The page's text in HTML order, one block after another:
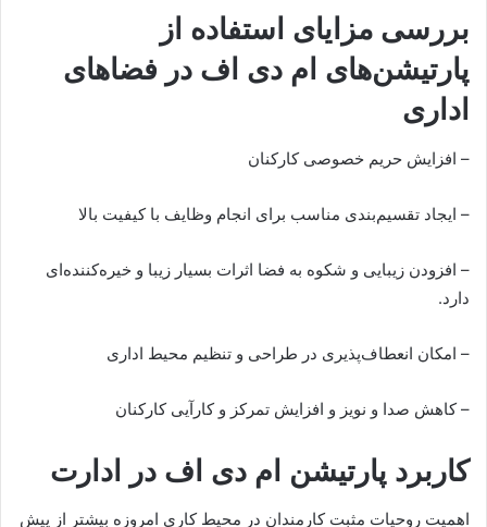
بررسی مزایای استفاده از
پارتیشن‌های ام دی اف در فضاهای
اداری
– افزایش حریم خصوصی کارکنان
– ایجاد تقسیم‌بندی مناسب برای انجام وظایف با کیفیت بالا
– افزودن زیبایی و شکوه به فضا اثرات بسیار زیبا و خیره‌کننده‌ای
دارد.
– امکان انعطاف‌پذیری در طراحی و تنظیم محیط اداری
– کاهش صدا و نویز و افزایش تمرکز و کارآیی کارکنان
کاربرد پارتیشن ام دی اف در ادارت
اهمیت روحیات مثبت کارمندان در محیط کاری امروزه بیشتر از پیش